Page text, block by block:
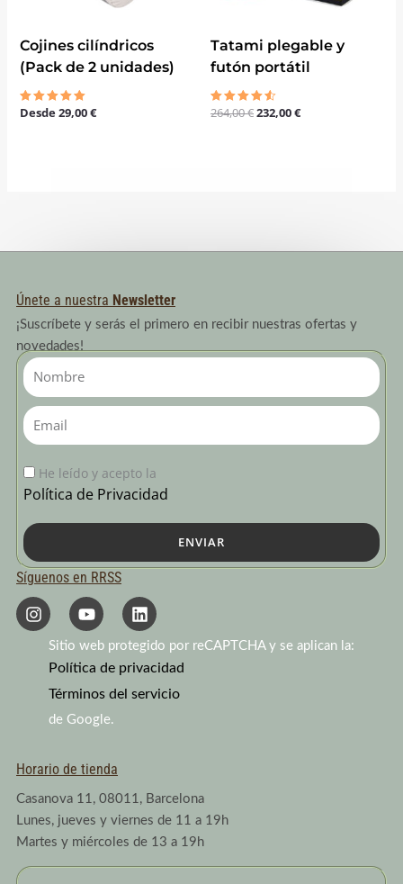
Cojines cilíndricos
(Pack de 2 unidades)
Valorado
Desde29,00€
Tatami plegable y
futón portátil
Valorado
264,00€232,00€
Únete a nuestra Newsletter
¡Suscríbete y serás el primero en recibir nuestras ofertas y
novedades!
Nombre
Email
He leído y acepto la
Política de Privacidad
ENVIAR
Síguenos en RRSS
I
n
s
Y
o
u
t
u
b
L
i
n
k
e
d
Sitio web protegido por reCAPTCHA y se aplican la:
Política de privacidad
Términos del servicio
de Google.
Horario de tienda
Casanova 11, 08011, Barcelona
Lunes, jueves y viernes de 11 a 19h
Martes y miércoles de 13 a 19h